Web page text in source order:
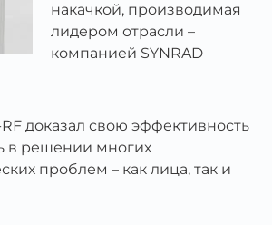
накачкой, производимая
лидером отрасли –
компанией SYNRAD
доказал свою эффективность
в решении многих
проблем – как лица, так и